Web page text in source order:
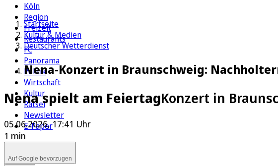
Köln
Region
Freizeit
Restaurants
FC
Panorama
Politik
Wirtschaft
Kultur
Rätsel
Newsletter
E-Paper
Startseite
Kultur & Medien
Deutscher Wetterdienst
Nena-Konzert in Braunschweig:
Nena spielt am FeiertagKonzert in
05.06.2026, 17:41 Uhr
1 min
Auf Google bevorzugen